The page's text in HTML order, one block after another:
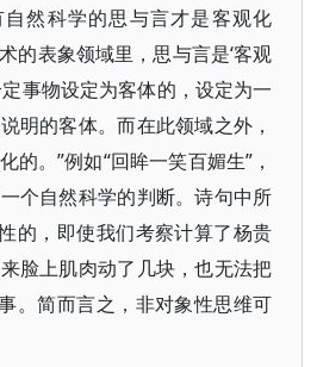
自然科学的思与言才是客观化
的表象领域里，思与言是‘客观
事物设定为客体的，设定为一
明的客体。而在此领域之外，
的。”例如“回眸一笑百媚生”，
个自然科学的判断。诗句中所
的，即使我们考察计算了杨贵
脸上肌肉动了几块，也无法把
。简而言之，非对象性思维可